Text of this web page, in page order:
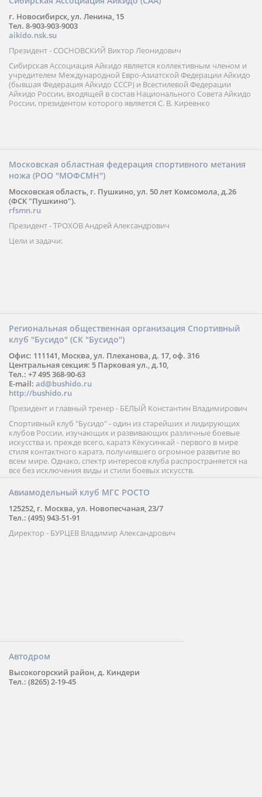
г. Новосибирск, ул. Ленина, 15
Тел. 8-903-903-9003
aikido.nsk.su
Президент - СОСНОВСКИЙ Виктор Леонидович
Сибирская Ассоциация Айкидо является коллективным членом и
учредителем Международной Евро-Азиатской Федерации Айкидо
(бывшая Федерация Айкидо СССР) и Всестилевой Федерации
Айкидо России, входящей в состав Национального Совета Айкидо
России, президентом которого является С. В. Киреенко
Московская областная федерация спортивного метания
ножа (РОО "МОФСМН")
Московская область, г. Пушкино, ул. 50 лет Комсомола, д.26
(ФСК "Пушкино").
rfsmn.ru
Президент - ТРОХОВ Андрей Александрович
Цели и задачи:
Региональная общественная организация Спортивный
клуб "Бусидо" (СК "Бусидо")
Офис: 111141, Москва, ул. Плеханова, д. 17, оф. 316
Центральная секция: 5 Парковая ул., д.10,
Тел.: +7 495 368-90-63
E-mail: ad@bushido.ru
http://bushido.ru
Президент и главный тренер - БЕЛЫЙ Константин Владимирович
Спортивный клуб "Бусидо" - один из старейших и лидирующих
клубов России, изучающих и развивающих различные боевые
искусства и, прежде всего, каратэ Кёкусинкай - первого в мире
стиля контактного каратэ, получившего огромное развитие во
всем мире. Однако, спектр интересов клуба распространяется на
все без исключения виды и стили боевых искусств.
Авиамодельный клуб МГС РОСТО
125252, г. Москва, ул. Новопесчаная, 23/7
Тел.: (495) 943-51-91
Директор - БУРЦЕВ Владимир Александрович
Автодром
Высокогорский район, д. Киндери
Тел.: (8265) 2-19-45